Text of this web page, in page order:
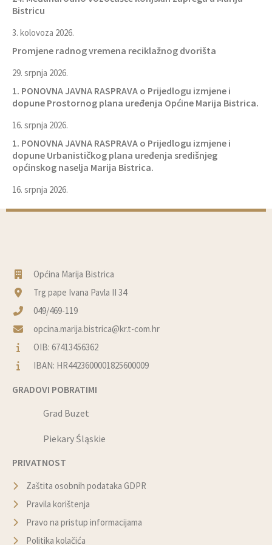
Bistricu
3. kolovoza 2026.
Promjene radnog vremena reciklažnog dvorišta
29. srpnja 2026.
1. PONOVNA JAVNA RASPRAVA o Prijedlogu izmjene i
dopune Prostornog plana uređenja Općine Marija Bistrica.
16. srpnja 2026.
1. PONOVNA JAVNA RASPRAVA o Prijedlogu izmjene i
dopune Urbanističkog plana uređenja središnjeg
općinskog naselja Marija Bistrica.
16. srpnja 2026.
Općina Marija Bistrica
Trg pape Ivana Pavla II 34
049/469-119
opcina.marija.bistrica@kr.t-com.hr
OIB: 67413456362
IBAN: HR4423600001825600009
GRADOVI POBRATIMI
Grad Buzet
Piekary Śląskie
PRIVATNOST
Zaštita osobnih podataka GDPR
Pravila korištenja
Pravo na pristup informacijama
Politika kolačića